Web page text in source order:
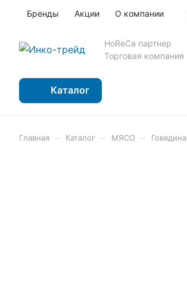
Бренды Акции О компании
HoReCa партнер
Торговая компания
Каталог
Главная Каталог МЯСО Говядина